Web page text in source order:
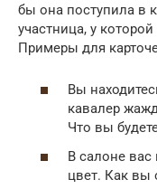
бы она поступила в
участница, у
Примеры для
Вы
кавалер
Что вы
В салоне
цвет. Как вы